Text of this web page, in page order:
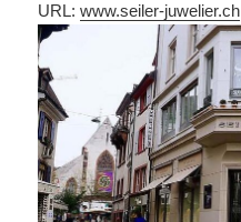
URL:www.seiler-juwelier.ch